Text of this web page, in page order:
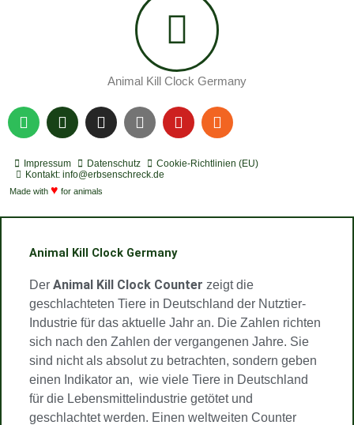
Animal Kill Clock Germany
S
p
t
i
f
P
o
c
a
s
I
n
t
a
g
a
Y
o
t
u
Y
o
t
R
s
Impressum Datenschutz
Cookie-Richtlinien (EU)
Kontakt: info@erbsenschreck.de
Made with ♥ for animals
Animal Kill Clock Germany
Der Animal Kill Clock Counter zeigt die
geschlachteten Tiere in Deutschland der Nutztier-
Industrie für das aktuelle Jahr an. Die Zahlen richten
sich nach den Zahlen der vergangenen Jahre. Sie
sind nicht als absolut zu betrachten, sondern geben
einen Indikator an, wie viele Tiere in Deutschland
für die Lebensmittelindustrie getötet und
geschlachtet werden. Einen weltweiten Counter